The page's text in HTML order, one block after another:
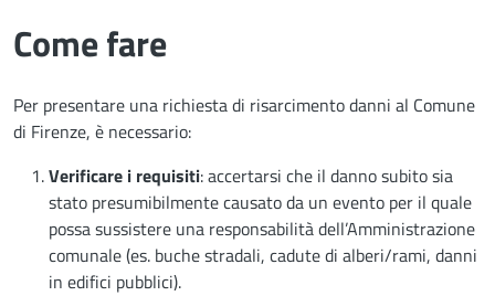
Come fare
Per presentare una richiesta di risarcimento danni al Comune
di Firenze, è necessario:
Verificare i requisiti: accertarsi che il danno subito sia
stato presumibilmente causato da un evento per il quale
possa sussistere una responsabilità dell’Amministrazione
comunale (es. buche stradali, cadute di alberi/rami, danni
in edifici pubblici).